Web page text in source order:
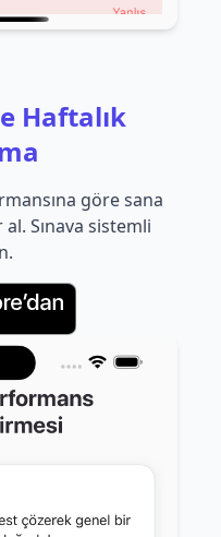
Haftalık
göre sana
Sınava sistemli